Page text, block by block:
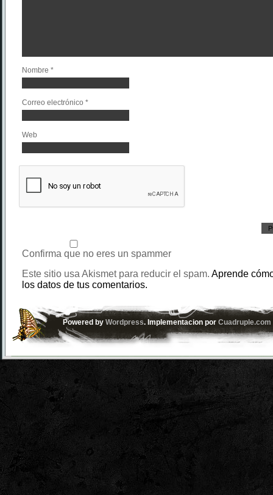
Nombre *
Correo electrónico *
Web
Confirma que no eres un spammer
Este sitio usa Akismet para reducir el spam. Aprende
los datos de tus comentarios.
Powered byWordpress. Implementacion porCuadruple.com